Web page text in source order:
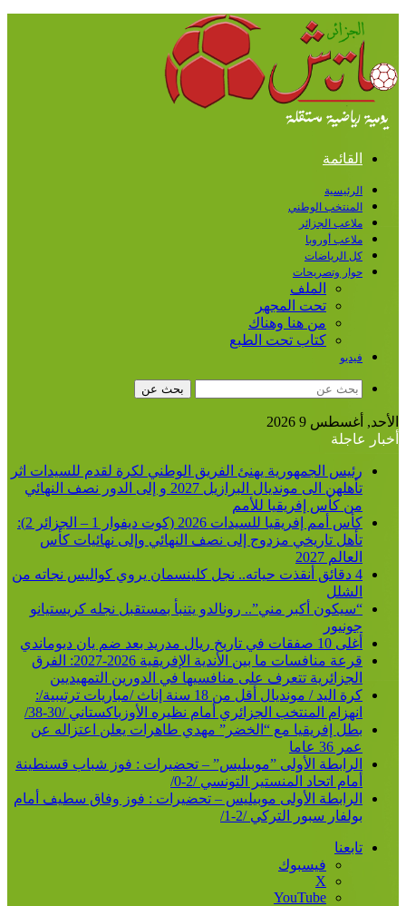
القائمة
الرئيسية
المنتخب الوطني
ملاعب الجزائر
ملاعب أوروبا
كل الرياضات
حوار وتصريحات
الملف
تحت المجهر
من هنا وهناك
كتاب تحت الطبع
فيديو
بحث عن
الأحد, أغسطس 9 2026
أخبار عاجلة
رئيس الجمهورية يهنئ الفريق الوطني لكرة لقدم للسيدات اثر
تأهلهن الى مونديال البرازيل 2027 و إلى الدور نصف النهائي
من كأس إفريقيا للأمم
كأس أمم إفريقيا للسيدات 2026 (كوت ديفوار 1 – الجزائر 2):
تأهل تاريخي مزدوج إلى نصف النهائي وإلى نهائيات كأس
العالم 2027
4 دقائق أنقذت حياته.. نجل كلينسمان يروي كواليس نجاته من
الشلل
“سيكون أكبر مني”.. رونالدو يتنبأ بمستقبل نجله كريستيانو
جونيور
أغلى 10 صفقات في تاريخ ريال مدريد بعد ضم يان ديوماندي
قرعة منافسات ما بين الأندية الإفريقية 2026-2027: الفرق
الجزائرية تتعرف على منافسيها في الدورين التمهيديين
كرة اليد / مونديال أقل من 18 سنة إناث /مباريات ترتيبية/:
انهزام المنتخب الجزائري أمام نظيره الأوزباكستاني /30-38/
بطل إفريقيا مع “الخضر” مهدي طاهرات يعلن اعتزاله عن
عمر 36 عاما
الرابطة الأولى ”موبيليس” – تحضيرات : فوز شباب قسنطينة
أمام اتحاد المنستير التونسي /2-0/
الرابطة الأولى موبيليس – تحضيرات : فوز وفاق سطيف أمام
بولفار سبور التركي /2-1/
تابعنا
فيسبوك
‫X
‫YouTube